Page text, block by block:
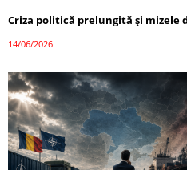
Criza politică prelungită și
14/06/2026